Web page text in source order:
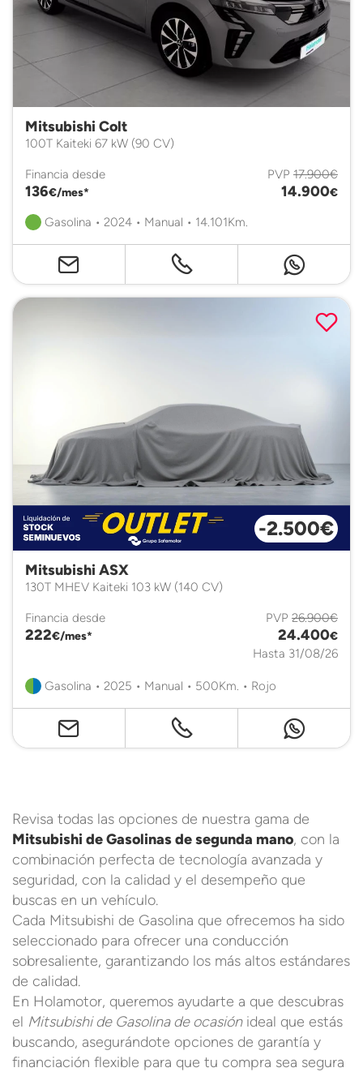
Mitsubishi Colt
100T Kaiteki 67 kW (90 CV)
Financia desde
136€/mes*
PVP 17.900€
14.900€
Gasolina • 2024 • Manual • 14.101Km.
-2.500€
Mitsubishi ASX
130T MHEV Kaiteki 103 kW (140 CV)
Financia desde
222€/mes*
PVP 26.900€
24.400€
Hasta 31/08/26
Gasolina • 2025 • Manual • 500Km. • Rojo
Revisa todas las opciones de nuestra gama de
Mitsubishi de Gasolinas de segunda mano, con la
combinación perfecta de tecnología avanzada y
seguridad, con la calidad y el desempeño que
buscas en un vehículo.
Cada Mitsubishi de Gasolina que ofrecemos ha sido
seleccionado para ofrecer una conducción
sobresaliente, garantizando los más altos estándares
de calidad.
En Holamotor, queremos ayudarte a que descubras
el Mitsubishi de Gasolina de ocasiónideal que estás
buscando, asegurándote opciones de garantía y
financiación flexible para que tu compra sea segura